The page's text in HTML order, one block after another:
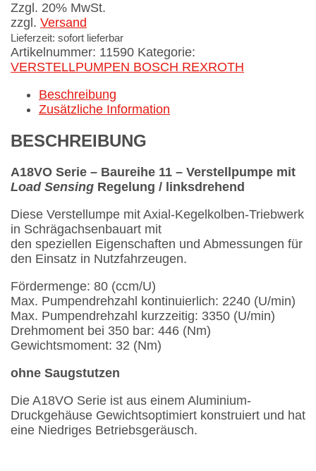
Zzgl. 20% MwSt.
zzgl. Versand
Lieferzeit: sofort lieferbar
Artikelnummer: 11590 Kategorie:
VERSTELLPUMPEN BOSCH REXROTH
Beschreibung
Zusätzliche Information
BESCHREIBUNG
A18VO Serie – Baureihe 11 – Verstellpumpe mit
Load Sensing Regelung / linksdrehend
Diese Verstellumpe mit Axial-Kegelkolben-Triebwerk
in Schrägachsenbauart mit
den speziellen Eigenschaften und Abmessungen für
den Einsatz in Nutzfahrzeugen.
Fördermenge: 80 (ccm/U)
Max. Pumpendrehzahl kontinuierlich: 2240 (U/min)
Max. Pumpendrehzahl kurzzeitig: 3350 (U/min)
Drehmoment bei 350 bar: 446 (Nm)
Gewichtsmoment: 32 (Nm)
ohne Saugstutzen
Die A18VO Serie ist aus einem Aluminium-
Druckgehäuse Gewichtsoptimiert konstruiert und hat
eine Niedriges Betriebsgeräusch.